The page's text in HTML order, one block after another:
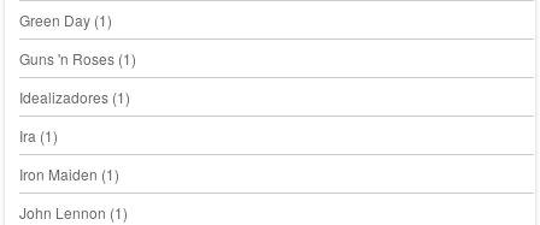
Green Day(1)
Guns 'n Roses(1)
Idealizadores(1)
Ira (1)
Iron Maiden (1)
John Lennon (1)